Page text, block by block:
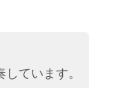
ています。